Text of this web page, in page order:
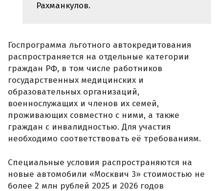
Рахманкулов.
Госпрограмма льготного автокредитования
распространяется на отдельные категории
граждан РФ, в том числе работников
государственных медицинских и
образовательных организаций,
военнослужащих и членов их семей,
проживающих совместно с ними, а также
граждан с инвалидностью. Для участия
необходимо соответствовать её требованиям.
Специальные условия распространяются на
новые автомобили «Москвич 3» стоимостью не
более 2 млн рублей 2025 и 2026 годов